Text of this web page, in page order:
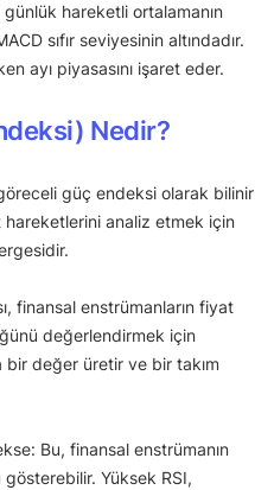
hareketli ortalamanın
sıfır seviyesinin altındadır.
ayı piyasasını işaret eder.
Nedir?
güç endeksi olarak bilinir
hareketlerini analiz etmek için
finansal enstrümanların fiyat
değerlendirmek için
bir değer üretir ve bir takım
Bu, finansal enstrümanın
gösterebilir. Yüksek RSI,